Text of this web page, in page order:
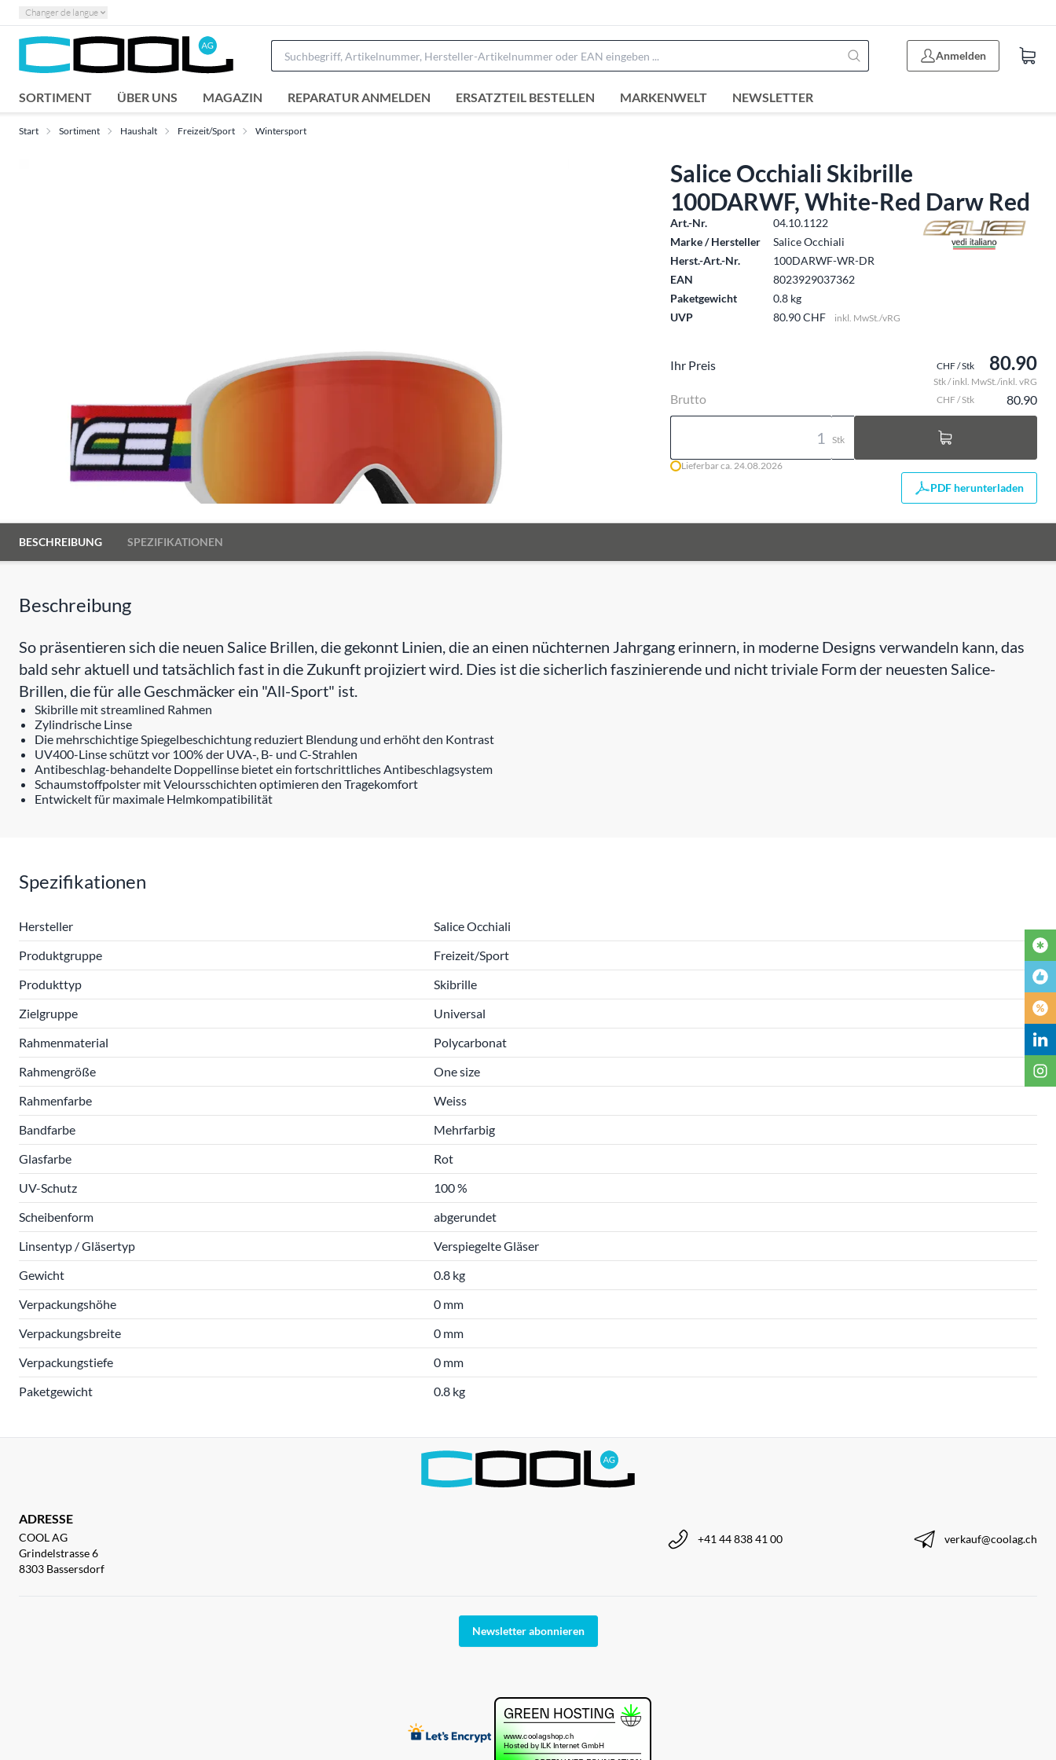
Changer de langue
Anmelden
SORTIMENT ÜBER UNS MAGAZIN REPARATUR ANMELDEN ERSATZTEIL BESTELLEN MARKENWELT NEWSLETTER
Start Sortiment Haushalt Freizeit/Sport Wintersport
Salice Occhiali Skibrille
100DARWF, White-Red Darw Red
Art.-Nr.
04.10.1122
Marke / Hersteller
Salice Occhiali
Herst.-Art.-Nr.
100DARWF-WR-DR
EAN
8023929037362
Paketgewicht
0.8 kg
UVP
80.90 CHF inkl. MwSt./vRG
Ihr Preis CHF / Stk 80.90
Stk / inkl. MwSt./inkl. vRG
Brutto CHF / Stk 80.90
Stk
Lieferbar ca. 24.08.2026
PDF herunterladen
BESCHREIBUNG SPEZIFIKATIONEN
Beschreibung
So präsentieren sich die neuen Salice Brillen, die gekonnt Linien, die an einen nüchternen Jahrgang erinnern, in moderne Designs verwandeln kann, das
bald sehr aktuell und tatsächlich fast in die Zukunft projiziert wird. Dies ist die sicherlich faszinierende und nicht triviale Form der neuesten Salice-
Brillen, die für alle Geschmäcker ein "All-Sport" ist.
Skibrille mit streamlined Rahmen
Zylindrische Linse
Die mehrschichtige Spiegelbeschichtung reduziert Blendung und erhöht den Kontrast
UV400-Linse schützt vor 100% der UVA-, B- und C-Strahlen
Antibeschlag-behandelte Doppellinse bietet ein fortschrittliches Antibeschlagsystem
Schaumstoffpolster mit Veloursschichten optimieren den Tragekomfort
Entwickelt für maximale Helmkompatibilität
Spezifikationen
Hersteller
Salice Occhiali
Produktgruppe
Freizeit/Sport
Produkttyp
Skibrille
Zielgruppe
Universal
Rahmenmaterial
Polycarbonat
Rahmengröße
One size
Rahmenfarbe
Weiss
Bandfarbe
Mehrfarbig
Glasfarbe
Rot
UV-Schutz
100 %
Scheibenform
abgerundet
Linsentyp / Gläsertyp
Verspiegelte Gläser
Gewicht
0.8 kg
Verpackungshöhe
0 mm
Verpackungsbreite
0 mm
Verpackungstiefe
0 mm
Paketgewicht
0.8 kg
ADRESSE
COOL AG
Grindelstrasse 6
8303 Bassersdorf
+41 44 838 41 00 verkauf@coolag.ch
Newsletter abonnieren